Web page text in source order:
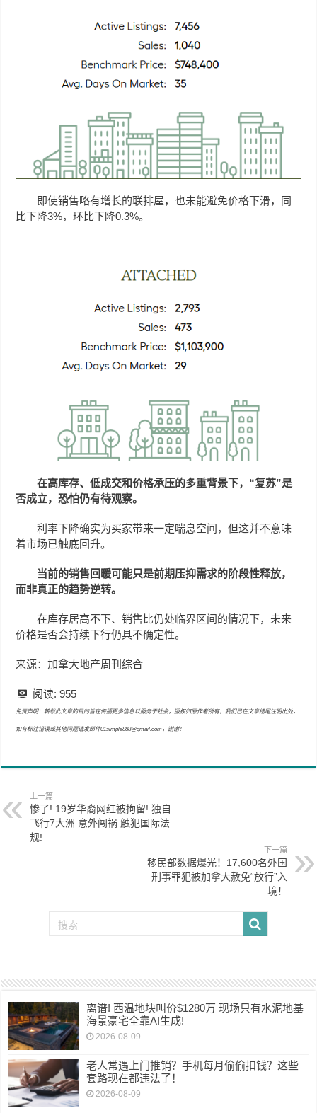
即使销售略有增长的联排屋，也未能避免价格下滑，同
比下降3%，环比下降0.3%。
在高库存、低成交和价格承压的多重背景下，“复苏”是
否成立，恐怕仍有待观察。
利率下降确实为买家带来一定喘息空间，但这并不意味
着市场已触底回升。
当前的销售回暖可能只是前期压抑需求的阶段性释放，
而非真正的趋势逆转。
在库存居高不下、销售比仍处临界区间的情况下，未来
价格是否会持续下行仍具不确定性。
来源：加拿大地产周刊综合
阅读: 955
免责声明：转载此文章的目的旨在传播更多信息以服务于社会，版权归原作者所有，我们已在文章结尾注明出处，
如有标注错误或其他问题请发邮件01simple888@gmail.com，谢谢！
上一篇
惨了! 19岁华裔网红被拘留! 独自
飞行7大洲 意外闯祸 触犯国际法
规!
下一篇
移民部数据爆光！17,600名外国
刑事罪犯被加拿大赦免“放行”入
境！
离谱! 西温地块叫价$1280万 现场只有水泥地基
海景豪宅全靠AI生成!
2026-08-09
老人常遇上门推销？手机每月偷偷扣钱？这些
套路现在都违法了！
2026-08-09